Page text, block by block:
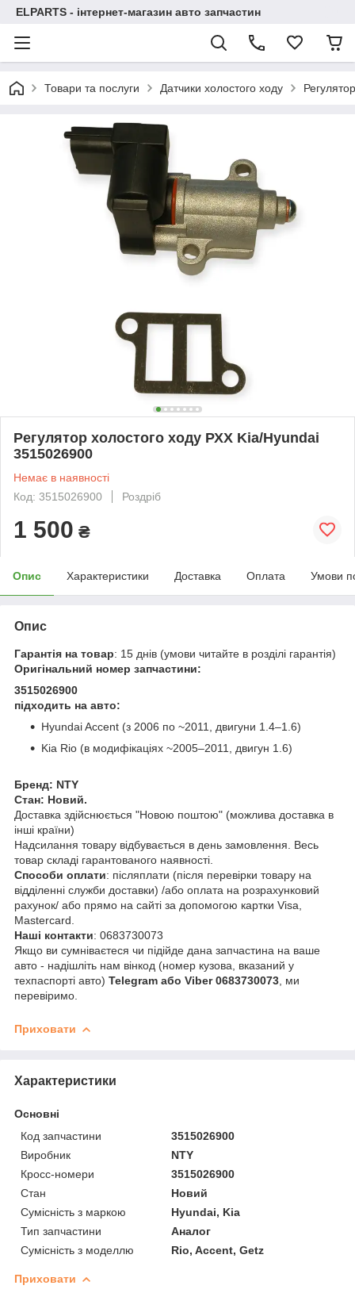
ELPARTS - інтернет-магазин авто запчастин
Товари та послуги Датчики холостого ходу
Регулятор холостого ходу РХХ Kia/Hyundai
3515026900
Немає в наявності
Код: 3515026900
Роздріб
1 500 ₴
Опис Характеристики Доставка Оплата Умови
Опис
Гарантія на товар: 15 днів (умови читайте в розділі гарантія)
Оригінальний номер запчастини:
3515026900
підходить на авто:
Hyundai Accent (з 2006 по ~2011, двигуни 1.4–1.6)
Kia Rio (в модифікаціях ~2005–2011, двигун 1.6)
Бренд: NTY
Стан: Новий.
Доставка здійснюється "Новою поштою" (можлива доставка в
інші країни)
Надсилання товару відбувається в день замовлення. Весь
товар складі гарантованого наявності.
Способи оплати: післяплати (після перевірки товару на
відділенні служби доставки) /або оплата на розрахунковий
рахунок/ або прямо на сайті за допомогою картки Visa,
Mastercard.
Наші контакти: 0683730073
Якщо ви сумніваєтеся чи підійде дана запчастина на ваше
авто - надішліть нам вінкод (номер кузова, вказаний у
техпаспорті авто) Telegram або Viber 0683730073 , ми
перевіримо.
Приховати
Характеристики
Основні
Код запчастини
3515026900
Виробник
NTY
Кросс-номери
3515026900
Стан
Новий
Сумісність з маркою
Hyundai, Kia
Тип запчастини
Аналог
Сумісність з моделлю
Rio, Accent, Getz
Приховати